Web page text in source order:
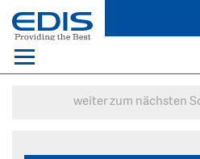
Menü
Domainsweiter zum nächsten